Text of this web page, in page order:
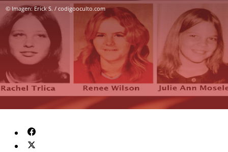
© Imagen: Erick S. / codigooculto.com